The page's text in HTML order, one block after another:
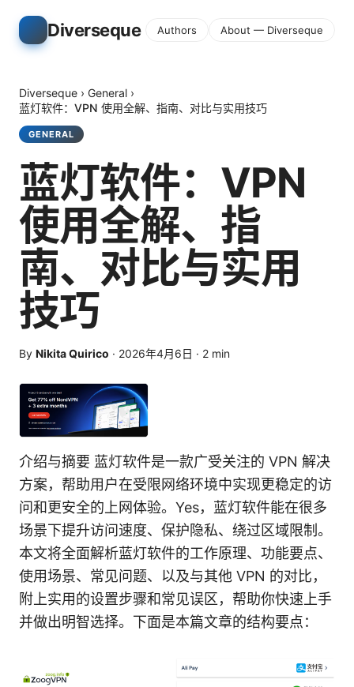
Diverseque Authors About — Diverseque
Diverseque › General ›
蓝灯软件：VPN 使用全解、指南、对比与实用技巧
GENERAL
蓝灯软件：VPN
使用全解、指
南、对比与实用
技巧
By Nikita Quirico · 2026年4月6日 · 2 min
介绍与摘要 蓝灯软件是一款广受关注的 VPN 解决
方案，帮助用户在受限网络环境中实现更稳定的访
问和更安全的上网体验。Yes，蓝灯软件能在很多
场景下提升访问速度、保护隐私、绕过区域限制。
本文将全面解析蓝灯软件的工作原理、功能要点、
使用场景、常见问题、以及与其他 VPN 的对比，
附上实用的设置步骤和常见误区，帮助你快速上手
并做出明智选择。下面是本篇文章的结构要点：